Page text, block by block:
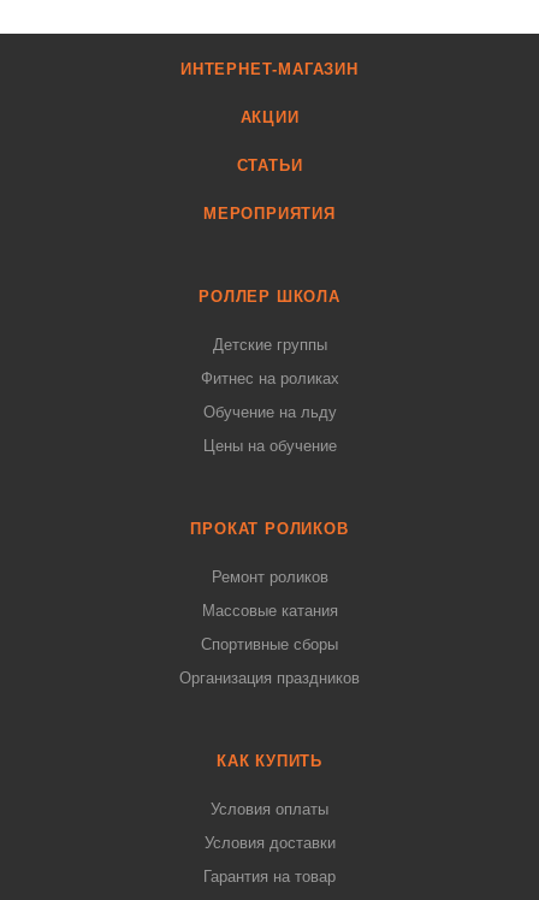
ИНТЕРНЕТ-МАГАЗИН
АКЦИИ
СТАТЬИ
МЕРОПРИЯТИЯ
РОЛЛЕР ШКОЛА
Детские группы
Фитнес на роликах
Обучение на льду
Цены на обучение
ПРОКАТ РОЛИКОВ
Ремонт роликов
Массовые катания
Спортивные сборы
Организация праздников
КАК КУПИТЬ
Условия оплаты
Условия доставки
Гарантия на товар